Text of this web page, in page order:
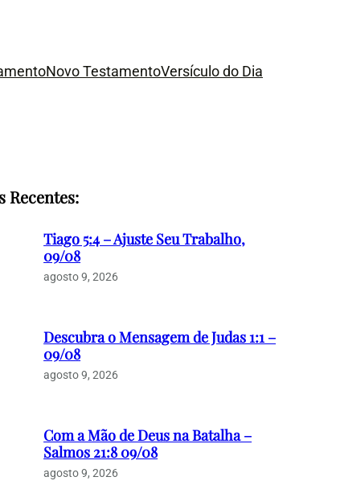
Novo TestamentoVersículo do Dia
Recentes:
Tiago 5:4 – Ajuste Seu Trabalho,
09/08
agosto 9, 2026
Descubra o Mensagem de Judas 1:1 –
09/08
agosto 9, 2026
Com a Mão de Deus na Batalha –
Salmos 21:8 09/08
agosto 9, 2026